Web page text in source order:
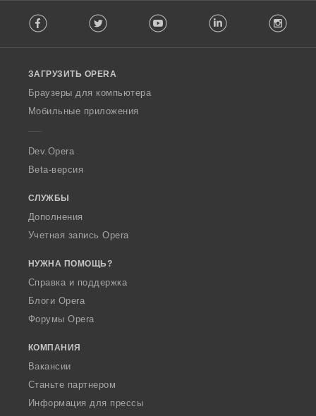
o
w
O
p
a
Facebook Twitter Youtube LinkedIn
ЗАГРУЗИТЬ OPERA
Браузеры для компьютера
Мобильные приложения
Dev.Opera
Beta-версия
СЛУЖБЫ
Дополнения
Учетная запись Opera
НУЖНА ПОМОЩЬ?
Справка и поддержка
Блоги Opera
Форумы Opera
КОМПАНИЯ
Вакансии
Станьте партнером
Информация для прессы